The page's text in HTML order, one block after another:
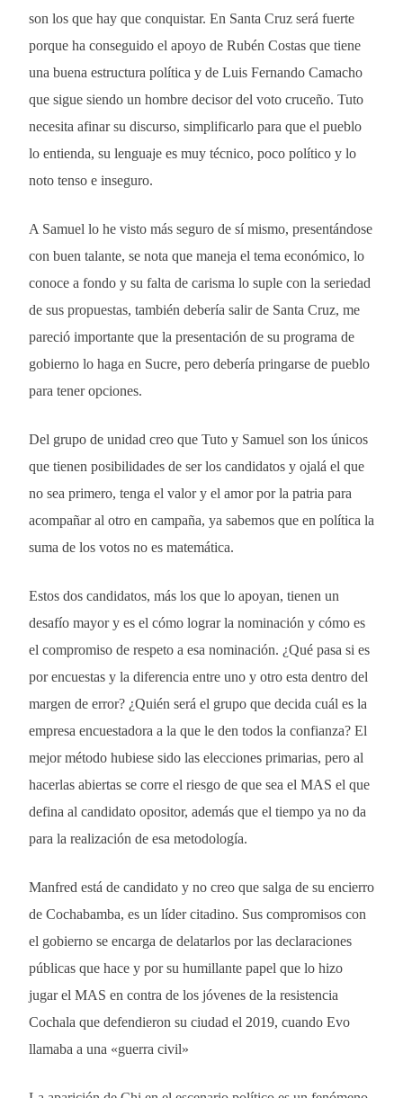
son los que hay que conquistar. En Santa Cruz será fuerte
porque ha conseguido el apoyo de Rubén Costas que tiene
una buena estructura política y de Luis Fernando Camacho
que sigue siendo un hombre decisor del voto cruceño. Tuto
necesita afinar su discurso, simplificarlo para que el pueblo
lo entienda, su lenguaje es muy técnico, poco político y lo
noto tenso e inseguro.
A Samuel lo he visto más seguro de sí mismo, presentándose
con buen talante, se nota que maneja el tema económico, lo
conoce a fondo y su falta de carisma lo suple con la seriedad
de sus propuestas, también debería salir de Santa Cruz, me
pareció importante que la presentación de su programa de
gobierno lo haga en Sucre, pero debería pringarse de pueblo
para tener opciones.
Del grupo de unidad creo que Tuto y Samuel son los únicos
que tienen posibilidades de ser los candidatos y ojalá el que
no sea primero, tenga el valor y el amor por la patria para
acompañar al otro en campaña, ya sabemos que en política la
suma de los votos no es matemática.
Estos dos candidatos, más los que lo apoyan, tienen un
desafío mayor y es el cómo lograr la nominación y cómo es
el compromiso de respeto a esa nominación. ¿Qué pasa si es
por encuestas y la diferencia entre uno y otro esta dentro del
margen de error? ¿Quién será el grupo que decida cuál es la
empresa encuestadora a la que le den todos la confianza? El
mejor método hubiese sido las elecciones primarias, pero al
hacerlas abiertas se corre el riesgo de que sea el MAS el que
defina al candidato opositor, además que el tiempo ya no da
para la realización de esa metodología.
Manfred está de candidato y no creo que salga de su encierro
de Cochabamba, es un líder citadino. Sus compromisos con
el gobierno se encarga de delatarlos por las declaraciones
públicas que hace y por su humillante papel que lo hizo
jugar el MAS en contra de los jóvenes de la resistencia
Cochala que defendieron su ciudad el 2019, cuando Evo
llamaba a una «guerra civil»